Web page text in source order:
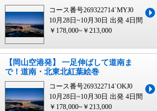
コース番号269322714`MYJ0
10月28日~10月30日 出発 4日間
￥178,000~￥213,000
【岡山空港発】 一足伸ばして道南ま
で！道南・北東北紅葉絵巻
コース番号269322714`OKJ0
10月28日~10月30日 出発 4日間
￥178,000~￥213,000